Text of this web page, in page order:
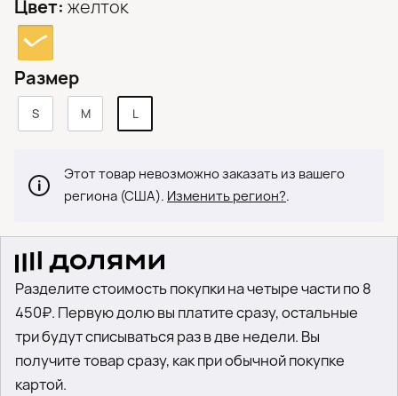
Цвет: желток
Размер
S M L
Этот товар невозможно заказать из вашего
региона (США). Изменить регион?.
Разделите стоимость покупки на четыре части по 8
450₽. Первую долю вы платите сразу, остальные
три будут списываться раз в две недели. Вы
получите товар сразу, как при обычной покупке
картой.